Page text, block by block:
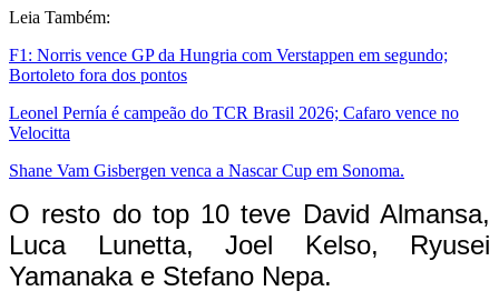
Leia Também:
F1: Norris vence GP da Hungria com Verstappen em segundo;
Bortoleto fora dos pontos
Leonel Pernía é campeão do TCR Brasil 2026; Cafaro vence no
Velocitta
Shane Vam Gisbergen venca a Nascar Cup em Sonoma.
O resto do top 10 teve David Almansa,
Luca Lunetta, Joel Kelso, Ryusei
Yamanaka e Stefano Nepa.